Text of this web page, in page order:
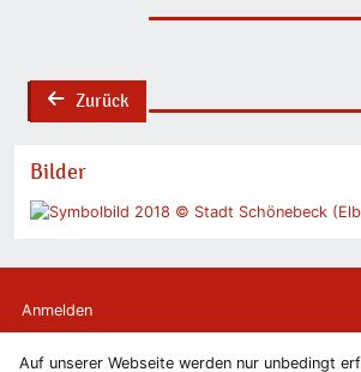
Auf unserer Webseite werden nur unbedingt
backZurück
Bilder
Anmelden
Kontakt